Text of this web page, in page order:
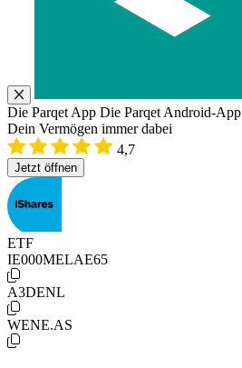
Die Parqet App Die Parqet Android-App
Dein Vermögen immer dabei
4,7
Jetzt öffnen
ETF
IE000MELAE65
A3DENL
WENE.AS